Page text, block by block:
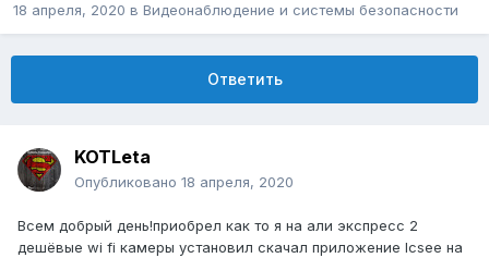
18 апреля, 2020 в Видеонаблюдение и системы безопасности
Ответить
KOTLeta
Опубликовано 18 апреля, 2020
Всем добрый день!приобрел как то я на али экспресс 2
дешёвые wi fi камеры установил скачал приложение Icsee на